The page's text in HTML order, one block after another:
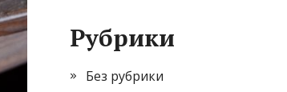
Рубрики
Без рубрики